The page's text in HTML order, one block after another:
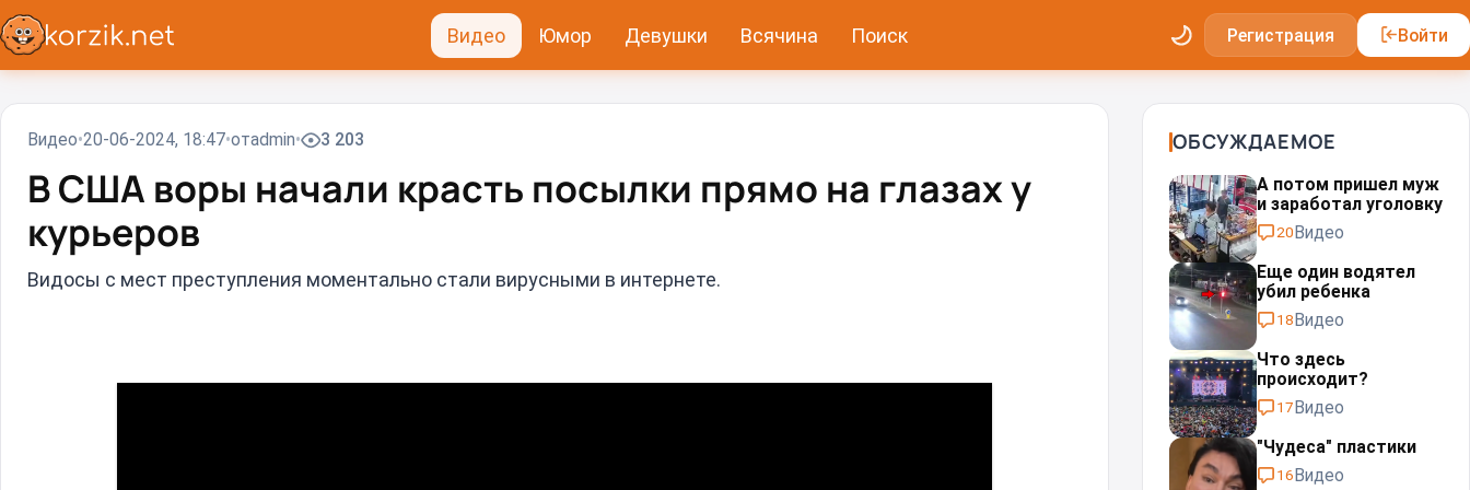
Видео Юмор Девушки Всячина Поиск Регистрация Войти
Видео 20-06-2024, 18:47 отadmin 3 203
В США воры начали красть посылки прямо на глазах у
курьеров
Видосы с мест преступления моментально стали вирусными в интернете.
ОБСУЖДАЕМОЕ
А потом пришел муж
и заработал уголовку
20Видео
Еще один водятел
убил ребенка
18Видео
Что здесь
происходит?
17Видео
"Чудеса" пластики⁠⁠
16Видео